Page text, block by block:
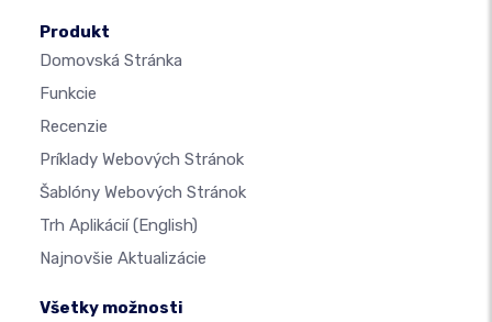
Produkt
Domovská Stránka
Funkcie
Recenzie
Príklady Webových Stránok
Šablóny Webových Stránok
Trh Aplikácií(English)
Najnovšie Aktualizácie
Všetky možnosti